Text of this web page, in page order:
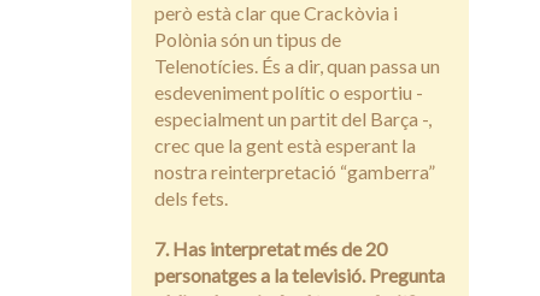
però està clar que Crackòvia i
Polònia són un tipus de
Telenotícies. És a dir, quan passa un
esdeveniment polític o esportiu -
especialment un partit del Barça -,
crec que la gent està esperant la
nostra reinterpretació “gamberra”
dels fets.
7. Has interpretat més de 20
personatges a la televisió. Pregunta